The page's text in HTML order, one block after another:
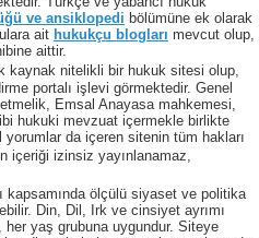
ve ansiklopedi bölümüne ek olarak
ait hukukçu blogları mevcut olup,
aittir.
kaynak nitelikli bir hukuk sitesi olup,
portalı işlevi görmektedir. Genel
Emsal Anayasa mahkemesi,
hukuki mevzuat içermekle birlikte
da içeren sitenin tüm hakları
içeriği izinsiz yayınlanamaz,
kapsamında ölçülü siyaset ve politika
Din, Dil, Irk ve cinsiyet ayrımı
yaş grubuna uygundur. Siteye